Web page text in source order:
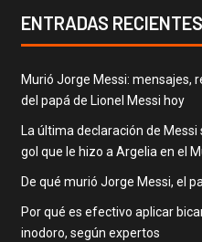
ENTRADAS RECIENTES
Murió Jorge Messi: mensajes,
del papá de Lionel Messi hoy
La última declaración de
gol que le hizo a Argelia en el
De qué murió Jorge Messi, el
Por qué es efectivo aplicar
inodoro, según expertos